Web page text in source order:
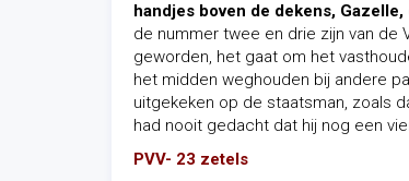
handjes boven de dekens,
de nummer twee en drie zijn van de
geworden, het gaat om het
het midden weghouden bij andere
uitgekeken op de staatsman, zoals
had nooit gedacht dat hij nog een
PVV- 23 zetels